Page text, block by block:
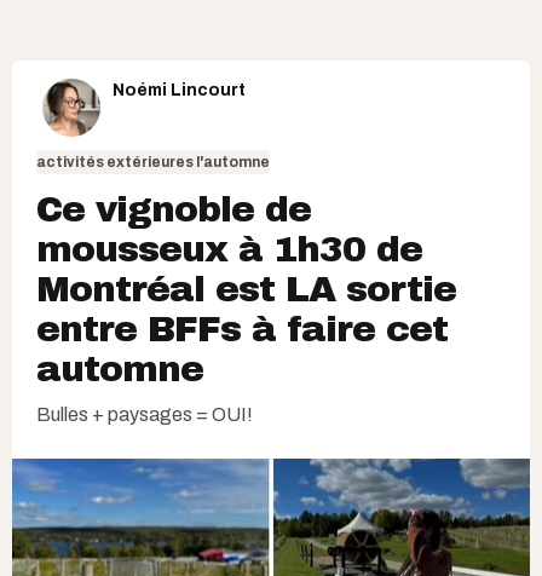
Noémi Lincourt
activités extérieures l'automne
Ce vignoble de
mousseux à 1h30 de
Montréal est LA sortie
entre BFFs à faire cet
automne
Bulles + paysages = OUI!